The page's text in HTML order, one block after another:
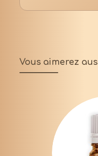
Vous aimerez